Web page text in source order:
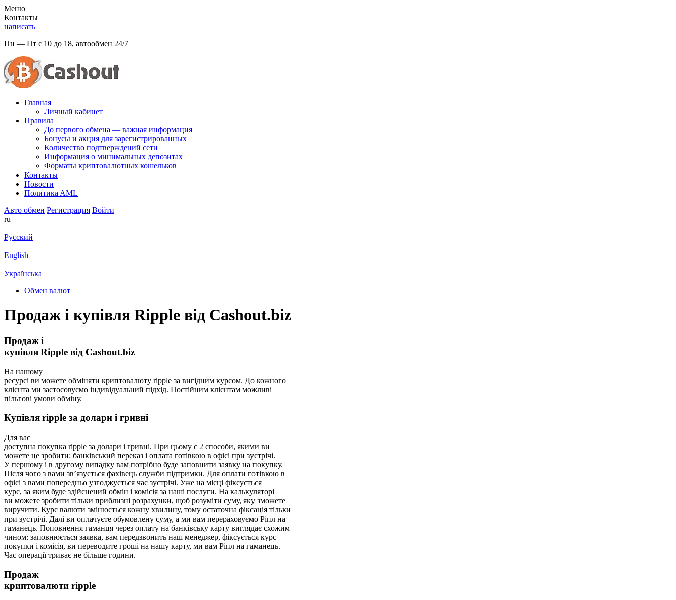
Меню
Контакты
написать
Пн — Пт с 10 до 18, автообмен 24/7
Главная
Личный кабинет
Правила
До первого обмена — важная информация
Бонусы и акция для зарегистрированных
Количество подтверждений сети
Информация о минимальных депозитах
Форматы криптовалютных кошельков
Контакты
Новости
Политикa AML
Авто обмен Регистрация Войти
ru
Русский
English
Українська
Обмен валют
Продаж і купівля Ripple від Cashout.biz
Продаж і
купівля Ripple від Cashout.biz
На нашому
ресурсі ви можете обміняти криптовалюту ripple за вигідним курсом. До кожного
клієнта ми застосовуємо індивідуальний підхід. Постійним клієнтам можливі
пільгові умови обміну.
Купівля ripple за долари і гривні
Для вас
доступна покупка ripple за долари і гривні. При цьому є 2 способи, якими ви
можете це зробити: банківський переказ і оплата готівкою в офісі при зустрічі.
У першому і в другому випадку вам потрібно буде заповнити заявку на покупку.
Після чого з вами зв’язується фахівець служби підтримки. Для оплати готівкою в
офісі з вами попередньо узгоджується час зустрічі. Уже на місці фіксується
курс, за яким буде здійснений обмін і комісія за наші послуги. На калькуляторі
ви можете зробити тільки приблизні розрахунки, щоб розуміти суму, яку зможете
виручити. Курс валюти змінюється кожну хвилину, тому остаточна фіксація тільки
при зустрічі. Далі ви оплачуєте обумовлену суму, а ми вам перераховуємо Ріпл на
гаманець. Поповнення гаманця через оплату на банківську карту виглядає схожим
чином: заповнюється заявка, вам передзвонить наш менеджер, фіксується курс
покупки і комісія, ви переводите гроші на нашу карту, ми вам Ріпл на гаманець.
Час операції триває не більше години.
Продаж
криптовалюти ripple